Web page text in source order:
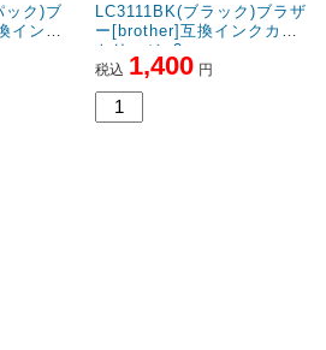
ック)ブ
インク
LC3111BK(ブラック)ブラザ
ー[brother]互換インクカー
トリッジ×2
税込 1,400 円